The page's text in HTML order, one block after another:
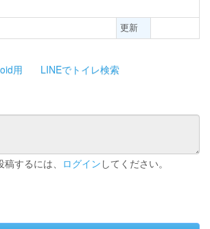
更新
用 LINEでトイレ検索
するには、 ログイン してください。